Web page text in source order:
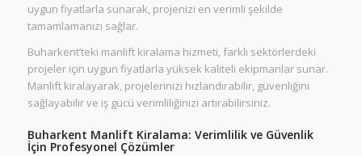
uygun fiyatlarla sunarak, projenizi en verimli şekilde
tamamlamanızı sağlar.
Buharkent’teki manlift kiralama hizmeti, farklı sektörlerdeki
projeler için uygun fiyatlarla yüksek kaliteli ekipmanlar sunar.
Manlift kiralayarak, projelerinizi hızlandırabilir, güvenliğini
sağlayabilir ve iş gücü verimliliğinizi artırabilirsiniz.
Buharkent Manlift Kiralama: Verimlilik ve Güvenlik
İçin Profesyonel Çözümler